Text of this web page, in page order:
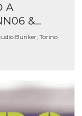
A
&...
Bunker, Torino